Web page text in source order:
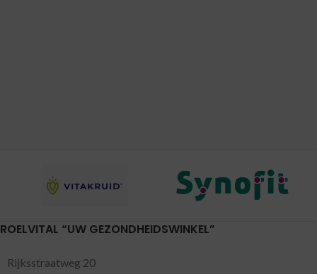
ROELVITAL “UW GEZONDHEIDSWINKEL”
Rijksstraatweg 20